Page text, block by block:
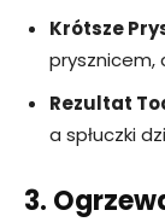
Krótsze
prysznicem,
Rezultat
a spłuczki
3.